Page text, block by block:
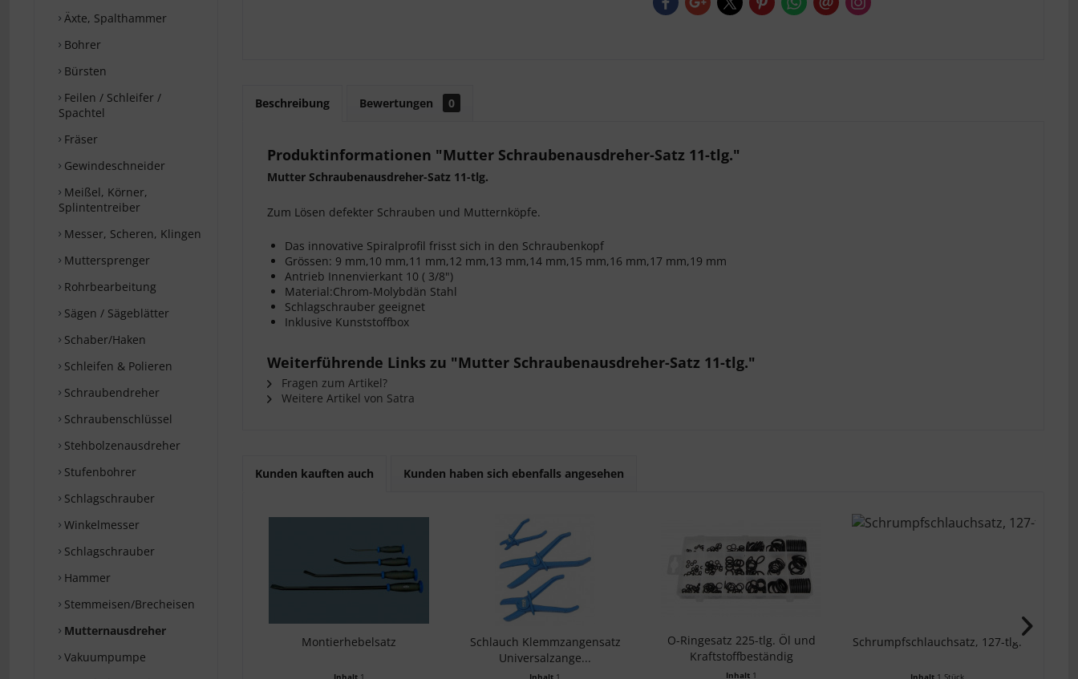
Äxte, Spalthammer
Bohrer
Bürsten
Feilen / Schleifer /
Spachtel
Fräser
Gewindeschneider
Meißel, Körner,
Splintentreiber
Messer, Scheren, Klingen
Muttersprenger
Rohrbearbeitung
Sägen / Sägeblätter
Schaber/Haken
Schleifen & Polieren
Schraubendreher
Schraubenschlüssel
Stehbolzenausdreher
Stufenbohrer
Schlagschrauber
Winkelmesser
Schlagschrauber
Hammer
Stemmeisen/Brecheisen
Mutternausdreher
Vakuumpumpe
Beschreibung Bewertungen 0
Produktinformationen "Mutter Schraubenausdreher-Satz 11-tlg."
Mutter Schraubenausdreher-Satz 11-tlg.
Zum Lösen defekter Schrauben und Mutternköpfe.
Das innovative Spiralprofil frisst sich in den Schraubenkopf
Grössen: 9 mm,10 mm,11 mm,12 mm,13 mm,14 mm,15 mm,16 mm,17 mm,19 mm
Antrieb Innenvierkant 10 ( 3/8")
Material:Chrom-Molybdän Stahl
Schlagschrauber geeignet
Inklusive Kunststoffbox
Weiterführende Links zu "Mutter Schraubenausdreher-Satz 11-tlg."
Fragen zum Artikel?
Weitere Artikel von Satra
Kunden kauften auch Kunden haben sich ebenfalls angesehen
Montierhebelsatz
Inhalt 1
Schlauch Klemmzangensatz
Universalzange...
Inhalt 1
O-Ringesatz 225-tlg. Öl und
Kraftstoffbeständig
Inhalt 1
Schrumpfschlauchsatz, 127-tlg.
Inhalt 1 Stück